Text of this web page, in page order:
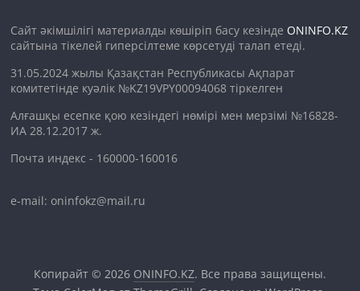
Сайт әкімшілігі материалды көшіріп басу кезінде ONINFO.KZ
сайтына тікелей гиперсілтеме көрсетуді талап етеді.
31.05.2024 жылы Қазақстан Республикасы Ақпарат
комитетінде куәлік №KZ19VPY00094068 тіркелген
Алғашқы есепке қою кезіндегі нөмірі мен мерзімі №16828-
ИА 28.12.2017 ж.
Почта индекс - 160000-160016
e-mail: oninfokz@mail.ru
Копирайт © 2026 ONINFO.KZ. Все права защищены.